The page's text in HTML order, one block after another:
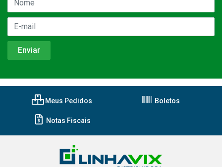
Meus Pedidos Boletos
Notas Fiscais